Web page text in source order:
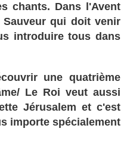
chants. Dans l'Avent
qui doit venir
introduire tous dans
une quatrième
Le Roi veut aussi
Jérusalem et c'est
importe spécialement